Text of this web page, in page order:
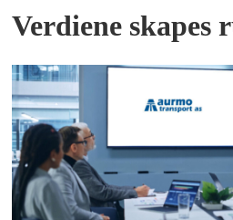
Verdiene skapes